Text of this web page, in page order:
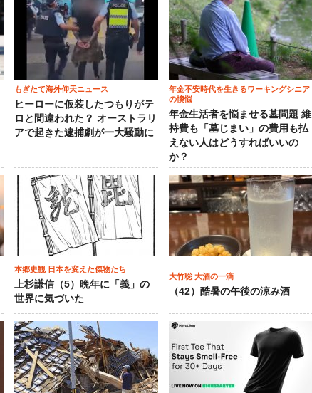
もぎたて海外仰天ニュース
ヒーローに仮装したつもりがテ
ロと間違われた？ オーストラリ
アで起きた逮捕劇が一大騒動に
年金不安時代を生きるワーキングシニア
の懊悩
年金生活者を悩ませる墓問題 維
持費も「墓じまい」の費用も払
えない人はどうすればいいの
か？
本郷史観 日本を変えた傑物たち
上杉謙信（5）晩年に「義」の
世界に気づいた
大竹聡 大酒の一滴
（42）酷暑の午後の涼み酒